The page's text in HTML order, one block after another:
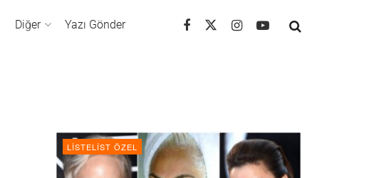
Diğer Yazı Gönder
LISTELIST ÖZEL